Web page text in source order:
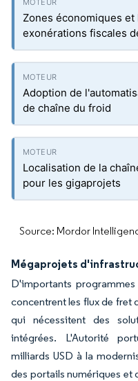
Zones économiques
exonérations fiscales
Adoption de
de chaîne du froid
Localisation de la
pour les gigaprojets
Source: Mordor
Mégaprojets
D'importants
concentrent les flux de fret
qui nécessitent des
intégrées. L'Autorité
milliards USD à la
des portails numériques et